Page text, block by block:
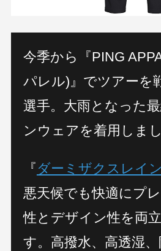
今季から『PING
パレル)』でツアーを
選手。大雨となった
ンウェアを着用しまし
『ダーミザクスレイ
悪天候でも快適にプ
性とデザイン性を両
す。高撥水、高透湿